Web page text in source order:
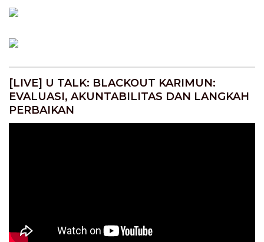
[LIVE] U TALK: BLACKOUT KARIMUN:
EVALUASI, AKUNTABILITAS DAN LANGKAH
PERBAIKAN